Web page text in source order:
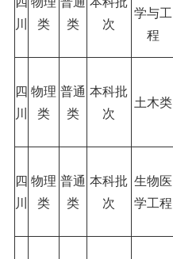
川
类
类
次
学与工
程
四
川
物理
类
普通
类
本科批
次
土木类
四
川
物理
类
普通
类
本科批
次
生物医
学工程